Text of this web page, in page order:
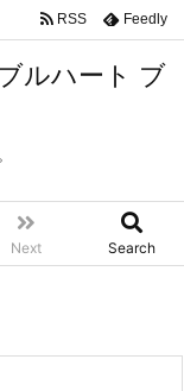
ルハート ブ
Next Search
RSS Feedly